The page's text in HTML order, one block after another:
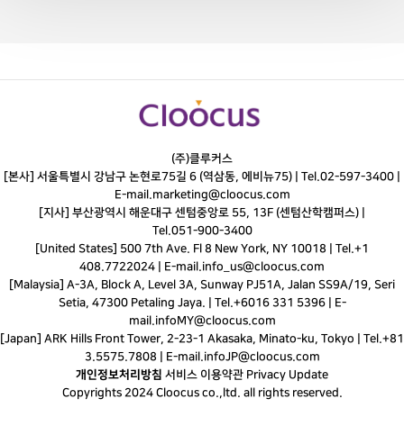
(주)클루커스
[본사] 서울특별시 강남구 논현로75길 6 (역삼동, 에비뉴75) | Tel.02-597-3400
E-mail. marketing@cloocus.com
[지사] 부산광역시 해운대구 센텀중앙로 55, 13F (센텀산학캠퍼스) |
Tel. 051-900-3400
[United States] 500 7th Ave. Fl 8 New York, NY 10018 | Tel.+1
408.7722024 | E-mail. info_us@cloocus.com
[Malaysia] A-3A, Block A, Level 3A, Sunway PJ51A, Jalan SS9A/19, Seri
Setia, 47300 Petaling Jaya. | Tel.+6016 331 5396 | E-
mail. infoMY@cloocus.com
[Japan] ARK Hills Front Tower, 2-23-1 Akasaka, Minato-ku, Tokyo | Tel.+81
3.5575.7808 | E-mail. infoJP@cloocus.com
개인정보처리방침 서비스 이용약관 Privacy Update
Copyrights 2024 Cloocus co.,ltd. all rights reserved.